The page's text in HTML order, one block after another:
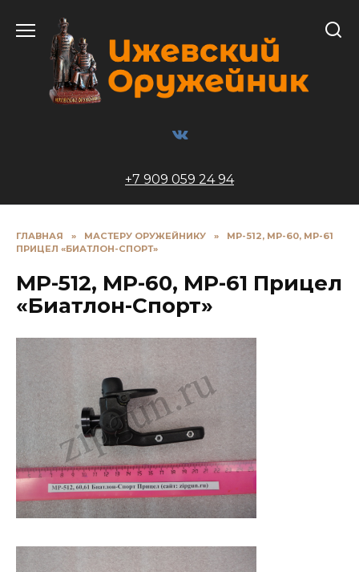
содержанию
+7 909 059 24 94
ГЛАВНАЯ » МАСТЕРУ ОРУЖЕЙНИКУ »
МР-512, МР-60, МР-61
ПРИЦЕЛ «БИАТЛОН-СПОРТ»
МР-512, МР-60, МР-61 Прицел
«Биатлон-Спорт»